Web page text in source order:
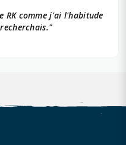
comme j'ai l'habitude